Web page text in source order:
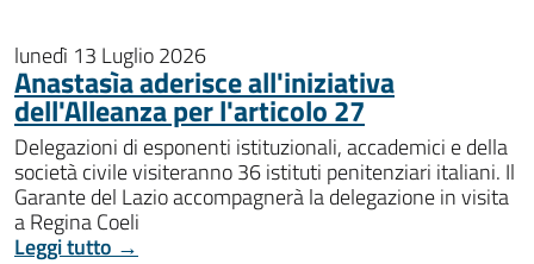
lunedì 13 Luglio 2026
Anastasìa aderisce all'iniziativa
dell'Alleanza per l'articolo 27
Delegazioni di esponenti istituzionali, accademici e della
società civile visiteranno 36 istituti penitenziari italiani. Il
Garante del Lazio accompagnerà la delegazione in visita
a Regina Coeli
Leggi tutto →